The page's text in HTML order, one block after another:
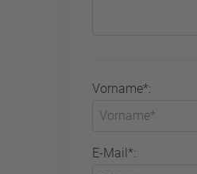
Vorname*:
E-Mail*: